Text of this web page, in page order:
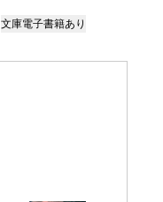
文庫電子書籍あり